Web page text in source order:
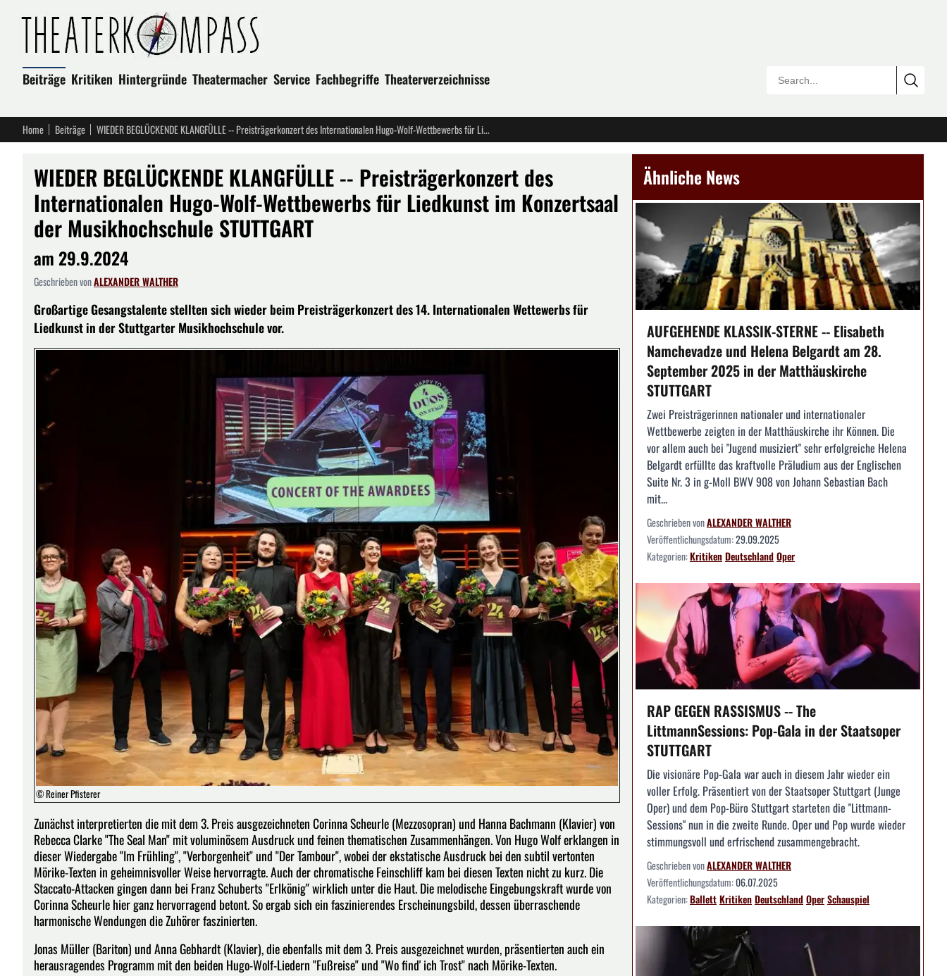
Beiträge Kritiken Hintergründe Theatermacher Service Fachbegriffe Theaterverzeichnisse
Home Beiträge WIEDER BEGLÜCKENDE KLANGFÜLLE -- Preisträgerkonzert des Internationalen Hugo-Wolf-Wettbewerbs für Liedkunst im Konzertsaal der Musikhochschule STUTTGART
WIEDER BEGLÜCKENDE KLANGFÜLLE -- Preisträgerkonzert des
Internationalen Hugo-Wolf-Wettbewerbs für Liedkunst im Konzertsaal
der Musikhochschule STUTTGART
am 29.9.2024
Geschrieben vonALEXANDER WALTHER
Großartige Gesangstalente stellten sich wieder beim Preisträgerkonzert des 14. Internationalen Wettewerbs für
Liedkunst in der Stuttgarter Musikhochschule vor.
© Reiner Pfisterer
Zunächst interpretierten die mit dem 3. Preis ausgezeichneten Corinna Scheurle (Mezzosopran) und Hanna Bachmann (Klavier) von
Rebecca Clarke "The Seal Man" mit voluminösem Ausdruck und feinen thematischen Zusammenhängen. Von Hugo Wolf erklangen in
dieser Wiedergabe "Im Frühling", "Verborgenheit" und "Der Tambour", wobei der ekstatische Ausdruck bei den subtil vertonten
Mörike-Texten in geheimnisvoller Weise hervorragte. Auch der chromatische Feinschliff kam bei diesen Texten nicht zu kurz. Die
Staccato-Attacken gingen dann bei Franz Schuberts "Erlkönig" wirklich unter die Haut. Die melodische Eingebungskraft wurde von
Corinna Scheurle hier ganz hervorragend betont. So ergab sich ein faszinierendes Erscheinungsbild, dessen überraschende
harmonische Wendungen die Zuhörer faszinierten.
Jonas Müller (Bariton) und Anna Gebhardt (Klavier), die ebenfalls mit dem 3. Preis ausgezeichnet wurden, präsentierten auch ein
herausragendes Programm mit den beiden Hugo-Wolf-Liedern "Fußreise" und "Wo find' ich Trost" nach Mörike-Texten.
Ähnliche News
AUFGEHENDE KLASSIK-STERNE -- Elisabeth
Namchevadze und Helena Belgardt am 28.
September 2025 in der Matthäuskirche
STUTTGART
Zwei Preisträgerinnen nationaler und internationaler
Wettbewerbe zeigten in der Matthäuskirche ihr Können. Die
vor allem auch bei "Jugend musiziert" sehr erfolgreiche Helena
Belgardt erfüllte das kraftvolle Präludium aus der Englischen
Suite Nr. 3 in g-Moll BWV 908 von Johann Sebastian Bach
mit...
Geschrieben vonALEXANDER WALTHER
Veröffentlichungsdatum:29.09.2025
Kategorien:KritikenDeutschlandOper
RAP GEGEN RASSISMUS -- The
LittmannSessions: Pop-Gala in der Staatsoper
STUTTGART
Die visionäre Pop-Gala war auch in diesem Jahr wieder ein
voller Erfolg. Präsentiert von der Staatsoper Stuttgart (Junge
Oper) und dem Pop-Büro Stuttgart starteten die "Littmann-
Sessions" nun in die zweite Runde. Oper und Pop wurde wieder
stimmungsvoll und erfrischend zusammengebracht.
Geschrieben vonALEXANDER WALTHER
Veröffentlichungsdatum:06.07.2025
Kategorien:BallettKritikenDeutschlandOperSchauspiel